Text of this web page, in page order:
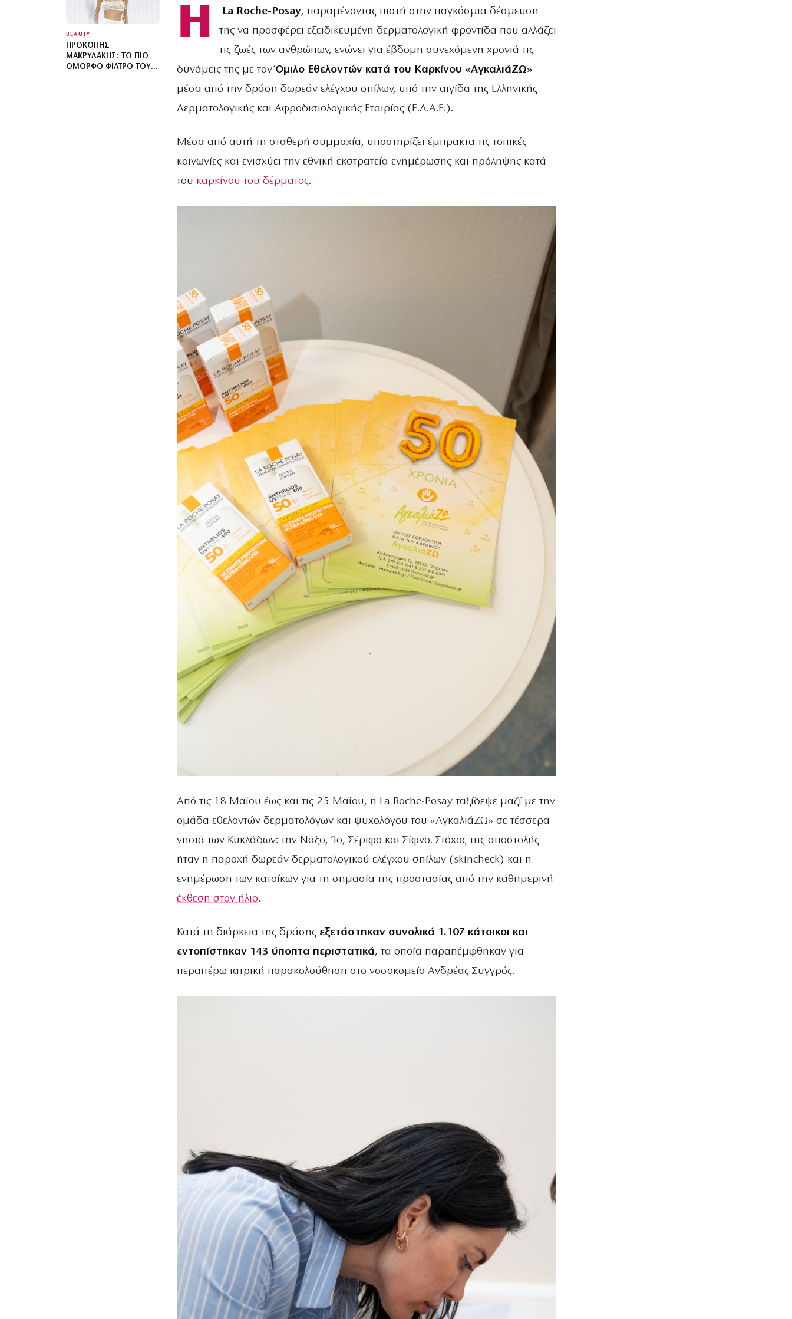
BEAUTY
ΠΡΟΚΌΠΗΣ
ΜΑΚΡΥΛΆΚΗΣ: ΤΟ ΠΙΟ
ΌΜΟΡΦΟ ΦΊΛΤΡΟ ΤΟΥ
Η La Roche-Posay, παραμένοντας πιστή στην παγκόσμια δέσμευση
της να προσφέρει εξειδικευμένη δερματολογική φροντίδα που αλλάζει
τις ζωές των ανθρώπων, ενώνει για έβδομη συνεχόμενη χρονιά τις
δυνάμεις της με τονΌμιλο Εθελοντών κατά του Καρκίνου «ΑγκαλιάΖΩ»
μέσα από την δράση δωρεάν ελέγχου σπίλων, υπό την αιγίδα της Ελληνικής
Δερματολογικής και Αφροδισιολογικής Εταιρίας (Ε.Δ.Α.Ε.).
Μέσα από αυτή τη σταθερή συμμαχία, υποστηρίζει έμπρακτα τις τοπικές
κοινωνίες και ενισχύει την εθνική εκστρατεία ενημέρωσης και πρόληψης κατά
του καρκίνου του δέρματος.
Από τις 18 Μαΐου έως και τις 25 Μαΐου, η La Roche-Posay ταξίδεψε μαζί με την
ομάδα εθελοντών δερματολόγων και ψυχολόγου του «ΑγκαλιάΖΩ» σε τέσσερα
νησιά των Κυκλάδων: την Νάξο, Ίο, Σέριφο και Σίφνο. Στόχος της αποστολής
ήταν η παροχή δωρεάν δερματολογικού ελέγχου σπίλων (skincheck) και η
ενημέρωση των κατοίκων για τη σημασία της προστασίας από την καθημερινή
έκθεση στον ήλιο.
Κατά τη διάρκεια της δράσης εξετάστηκαν συνολικά 1.107 κάτοικοι και
εντοπίστηκαν 143 ύποπτα περιστατικά, τα οποία παραπέμφθηκαν για
περαιτέρω ιατρική παρακολούθηση στο νοσοκομείο Ανδρέας Συγγρός.